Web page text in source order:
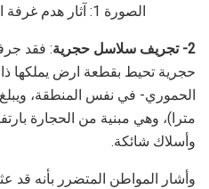
الصورة 1: آثار هدم غرفة المواطن شاهر حموري
2- تجريف سلاسل حجرية
: فقد
حجرية تحيط بقطعة ارض يملكها
وأسلاك شائكة.